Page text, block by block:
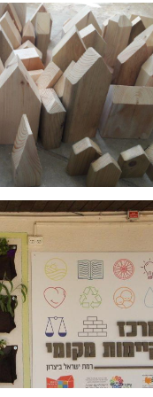
בעץ